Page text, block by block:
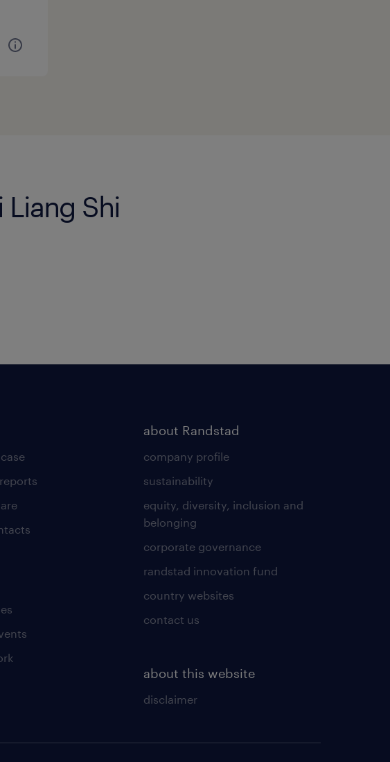
Liang Shi
about Randstad
company profile
sustainability
equity, diversity, inclusion and
belonging
corporate governance
randstad innovation fund
country websites
contact us
about this website
disclaimer